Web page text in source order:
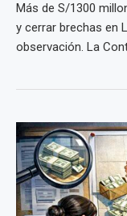
Más de S/1300
y cerrar brechas en
observación. La